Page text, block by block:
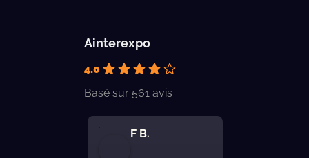
Ainterexpo
4.0
Basé sur 561 avis
F B.